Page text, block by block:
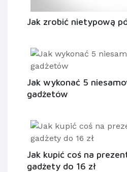
Jak zrobić nietypową
Jak wykonać 5
gadżetów
Jak kupić coś na
gadżety do 16 zł